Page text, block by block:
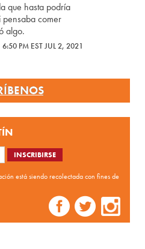
que hasta podría
comer
algo.
6:50 PM EST JUL 2, 2021
está siendo recolectada con fines de